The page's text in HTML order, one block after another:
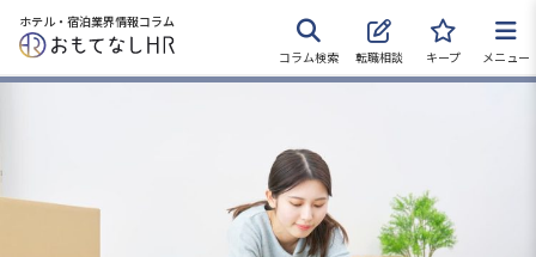
ホテル・宿泊業界情報コラム
コラム検索 転職相談 キープ メニュー
採用をお考えの企業様へ